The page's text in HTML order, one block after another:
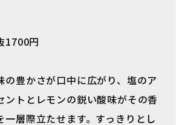
1700円
の豊かさが口中に広がり、塩のア
ントとレモンの鋭い酸味がその香
一層際立たせます。すっきりとし